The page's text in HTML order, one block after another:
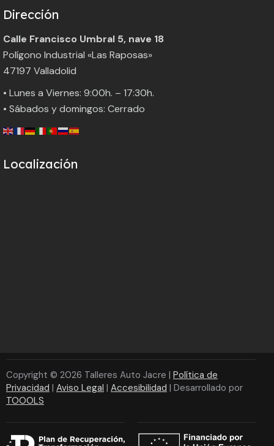
Dirección
Calle Francisco Umbral 5, nave 18
Polígono Industrial «Las Raposas»
47197 Valladolid
• Lunes a Viernes: 9:00h. – 17:30h.
• Sábados y domingos: Cerrado
Localización
Copyright © 2026 Talleres Auto Jacre | Política de
Privacidad | Aviso Legal | Accesibilidad | Desarrollado por
TOOOLS